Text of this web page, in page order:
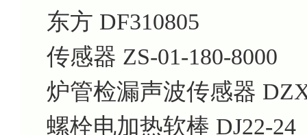
东方 DF310805
传感器 ZS-01-180-8000
炉管检漏声波传感器
螺栓电加热软棒 DJ22-24